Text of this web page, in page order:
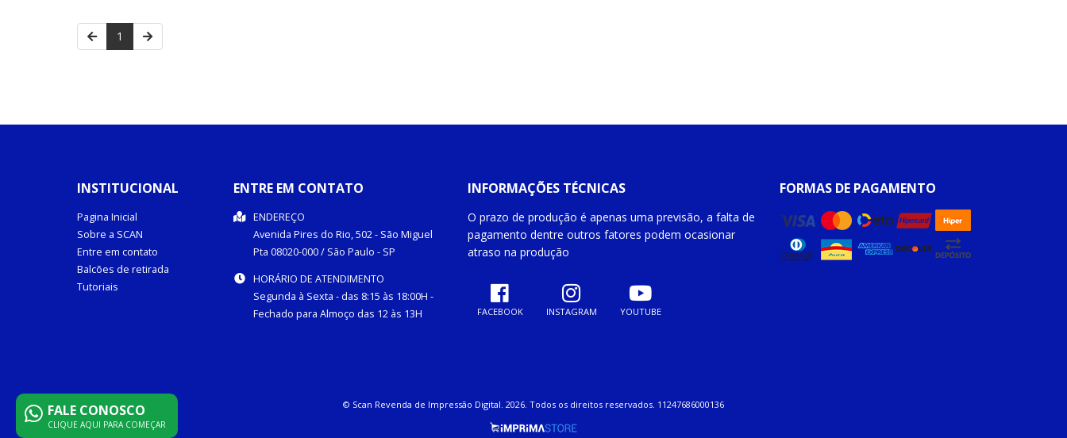
1
INSTITUCIONAL
Pagina Inicial
Sobre a SCAN
Entre em contato
Balcões de retirada
Tutoriais
ENTRE EM CONTATO
ENDEREÇO
Avenida Pires do Rio, 502 - São Miguel
Pta 08020-000/ São Paulo - SP
HORÁRIO DE ATENDIMENTO
Segunda à Sexta - das 8:15 às 18:00H -
Fechado para Almoço das 12 às 13H
INFORMAÇÕES TÉCNICAS
O prazo de produção é apenas uma previsão, a falta de
pagamento dentre outros fatores podem ocasionar
atraso na produção
FACEBOOK INSTAGRAM YOUTUBE
FORMAS DE PAGAMENTO
© Scan Revenda de Impressão Digital. 2026. Todos os direitos reservados. 11247686000136
FALE CONOSCO
CLIQUE AQUI PARA COMEÇAR